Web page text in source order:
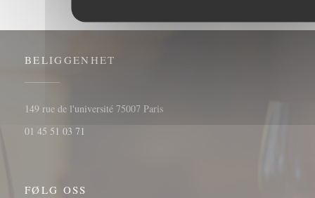
BELIGGENHET
149 rue de l'université 75007 Paris((åpner i et nytt vindu))
01 45 51 03 71
FØLG OSS